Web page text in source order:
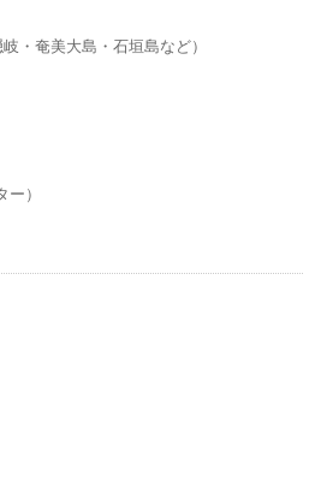
奄美大島・石垣島など）
）